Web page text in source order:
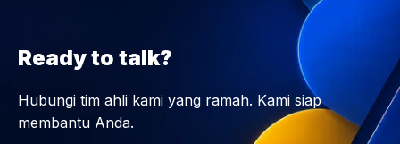
Ready to talk?
Hubungi tim ahli kami yang ramah. Kami siap
membantu Anda.